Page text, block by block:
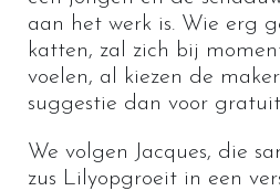
aan het werk is. Wie erg
katten, zal zich bij
voelen, al kiezen de
suggestie dan voor
We volgen Jacques, die
zus Lilyopgroeit in een